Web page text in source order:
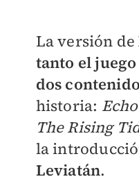
La versión
tanto el juego
dos
historia:
The Rising
la
Leviatán.